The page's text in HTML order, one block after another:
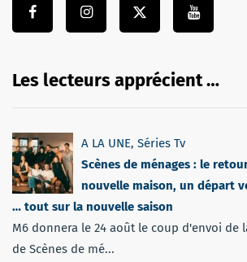
Les lecteurs apprécient …
A LA UNE, Séries Tv
Scènes de ménages : le
nouvelle maison, un départ
… tout sur la nouvelle saison
M6 donnera le 24 août le coup d'envoi de
de Scènes de mé...